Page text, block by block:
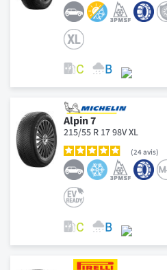
Alpin 7
215/55 R 17 98V XL
24avis